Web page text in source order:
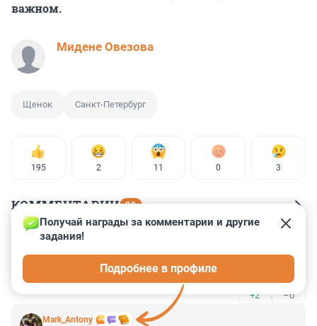
важном.
Мидене Овезова
Щенок Санкт-Петербург
195 2 11 0 3
КОММЕНТАРИИ 20
Гость
Михаил,спасибо Вам огромное за щенка!
+2 –0
Mark_Antony
Получай награды за комментарии и другие
задания!
Подробнее в профиле